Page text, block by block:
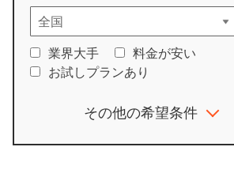
業界大手
料金が安い
お試しプランあり
その他の希望条件